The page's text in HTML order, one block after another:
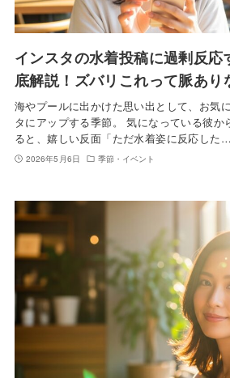
インスタの水着投稿に過剰反応
底解説！ズバリこれって脈あり
海やプールに出かけた思い出として、お気
タにアップする季節。 気になっている彼か
ると、嬉しい反面「ただ水着姿に反応した…
2026年5月6日 季節・イベント